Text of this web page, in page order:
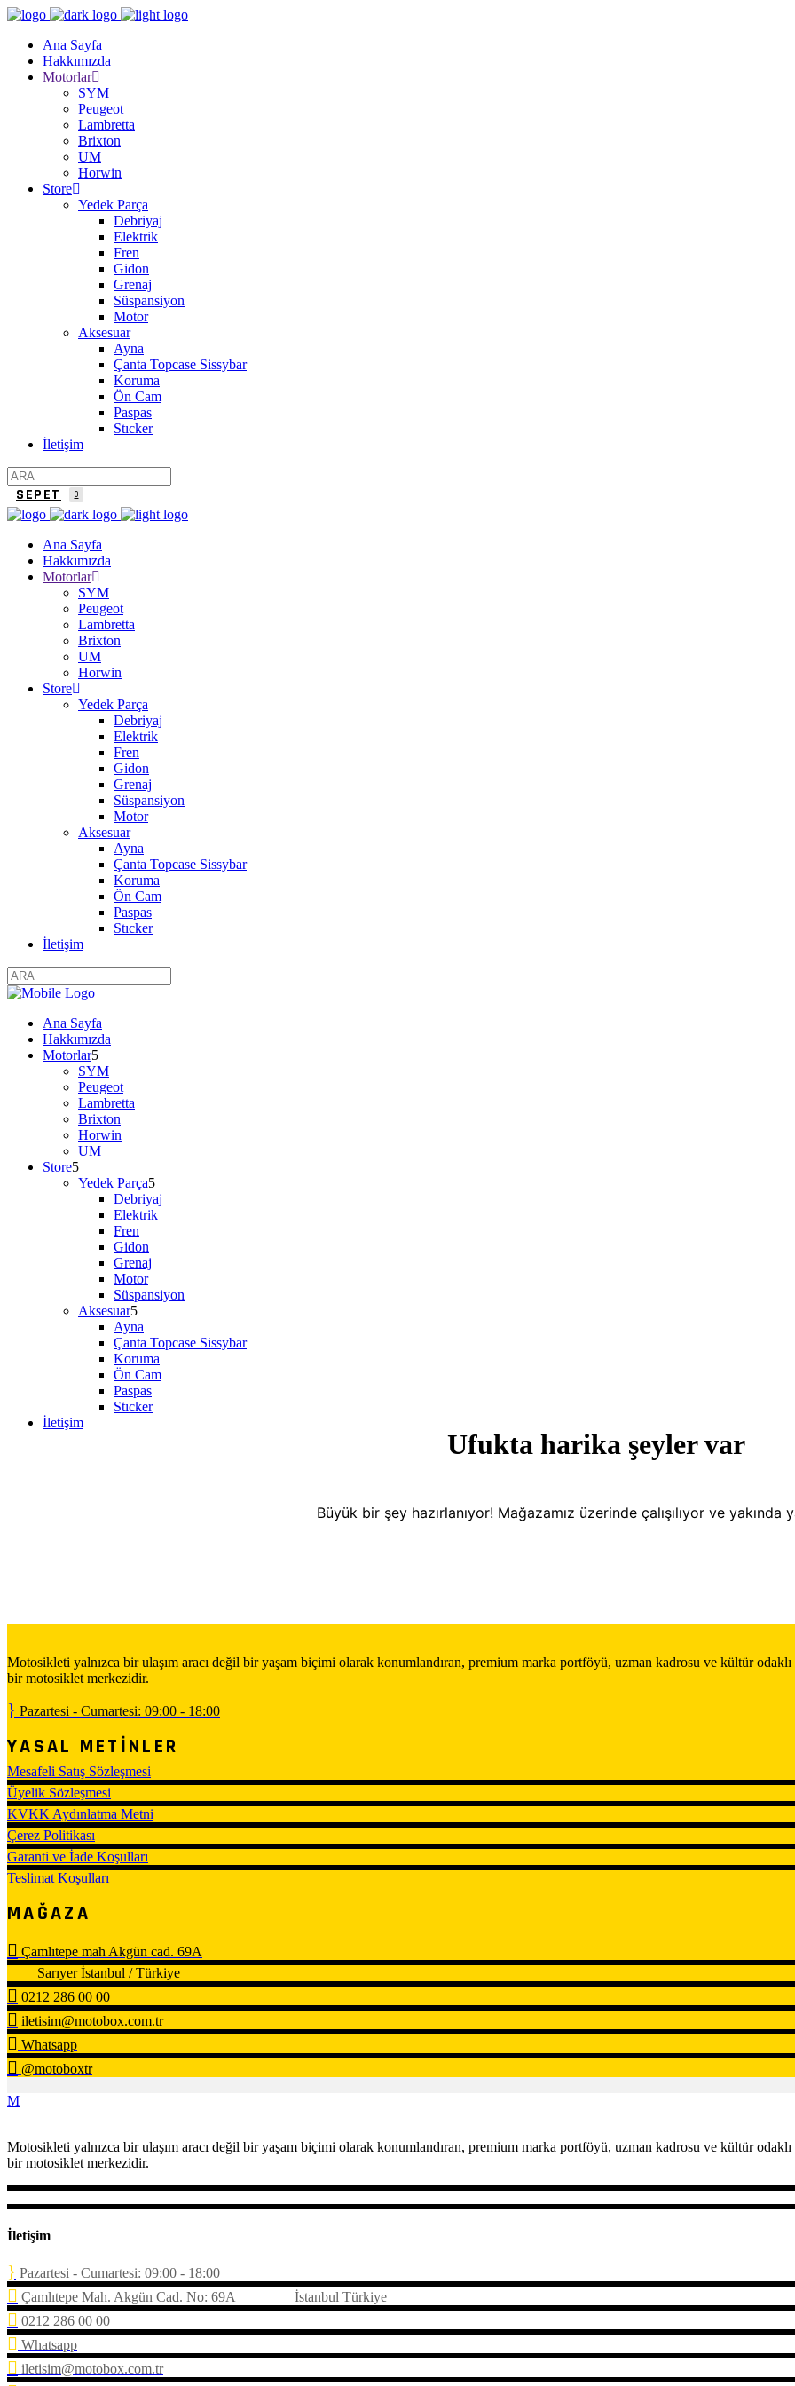
Ana Sayfa
Hakkımızda
Motorlar
SYM
Peugeot
Lambretta
Brixton
UM
Horwin
Store
Yedek Parça
Debriyaj
Elektrik
Fren
Gidon
Grenaj
Süspansiyon
Motor
Aksesuar
Ayna
Çanta Topcase Sissybar
Koruma
Ön Cam
Paspas
Stıcker
İletişim
SEPET 0
Ana Sayfa
Hakkımızda
Motorlar
SYM
Peugeot
Lambretta
Brixton
UM
Horwin
Store
Yedek Parça
Debriyaj
Elektrik
Fren
Gidon
Grenaj
Süspansiyon
Motor
Aksesuar
Ayna
Çanta Topcase Sissybar
Koruma
Ön Cam
Paspas
Stıcker
İletişim
Ana Sayfa
Hakkımızda
Motorlar
SYM
Peugeot
Lambretta
Brixton
Horwin
UM
Store
Yedek Parça
Debriyaj
Elektrik
Fren
Gidon
Grenaj
Motor
Süspansiyon
Aksesuar
Ayna
Çanta Topcase Sissybar
Koruma
Ön Cam
Paspas
Stıcker
İletişim
Ufukta harika şeyler var
Büyük bir şey hazırlanıyor! Mağazamız üzerinde çalışılıyor ve yakında
Motosikleti yalnızca bir ulaşım aracı değil bir yaşam biçimi olarak konumlandıran, premium marka portföyü, uzman kadrosu ve kültür odaklı
bir motosiklet merkezidir.
Pazartesi - Cumartesi: 09:00 - 18:00
YASAL METİNLER
Mesafeli Satış Sözleşmesi
Üyelik Sözleşmesi
KVKK Aydınlatma Metni
Çerez Politikası
Garanti ve İade Koşulları
Teslimat Koşulları
MAĞAZA
Çamlıtepe mah Akgün cad. 69A
Sarıyer İstanbul / Türkiye
0212 286 00 00
iletisim@motobox.com.tr
Whatsapp
@motoboxtr
Motosikleti yalnızca bir ulaşım aracı değil bir yaşam biçimi olarak konumlandıran, premium marka portföyü, uzman kadrosu ve kültür odaklı
bir motosiklet merkezidir.
İletişim
Pazartesi - Cumartesi: 09:00 - 18:00
Çamlıtepe Mah. Akgün Cad. No: 69A
İstanbul Türkiye
0212 286 00 00
Whatsapp
iletisim@motobox.com.tr